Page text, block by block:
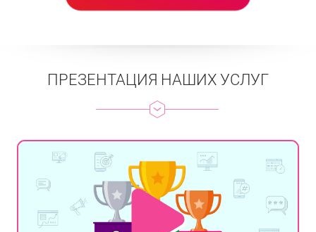
ПРЕЗЕНТАЦИЯ НАШИХ УСЛУГ